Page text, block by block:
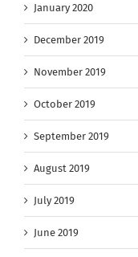
January 2020
December 2019
November 2019
October 2019
September 2019
August 2019
July 2019
June 2019